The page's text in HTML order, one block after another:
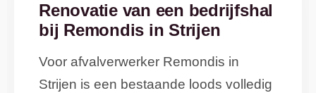
Renovatie van een bedrijfshal
bij Remondis in Strijen
Voor afvalverwerker Remondis in
Strijen is een bestaande loods volledig